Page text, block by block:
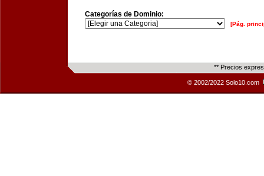
Categorías de Dominio:
[Pág.
** Precios
© 2002/2022 Solo10.com